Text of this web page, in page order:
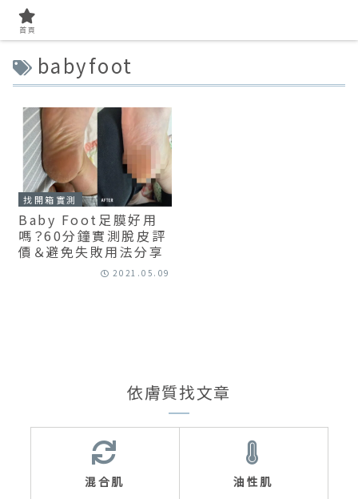
babyfoot
找開箱實測
Baby Foot足膜好用
嗎？60分鐘實測脫皮評
價＆避免失敗用法分享
2021.05.09
依膚質找文章
混合肌 油性肌
首頁